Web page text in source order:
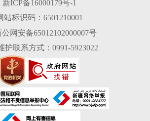
新ICP备16000179号-1
站标识码：6501210001
公网安备65012102000007号
护联系方式：0991-5923022